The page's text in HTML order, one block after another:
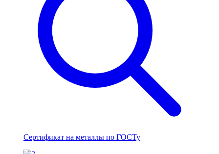
Сертификат на металлы по ГОСТу